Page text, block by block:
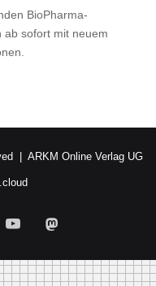
BioPharma-
ab sofort mit neuem
| ARKM Online Verlag UG
YouTube